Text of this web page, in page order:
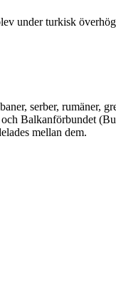
under turkisk
serber, rumäner,
och Balkanförbundet
mellan dem.